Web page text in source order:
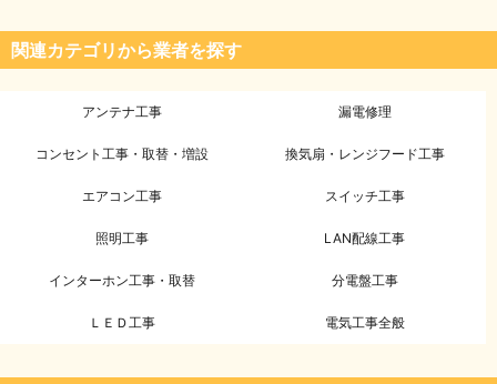
関連カテゴリから業者を探す
アンテナ工事 漏電修理
コンセント工事・取替・増設 換気扇・レンジフード工事
エアコン工事 スイッチ工事
照明工事 LAN配線工事
インターホン工事・取替 分電盤工事
ＬＥＤ工事 電気工事全般